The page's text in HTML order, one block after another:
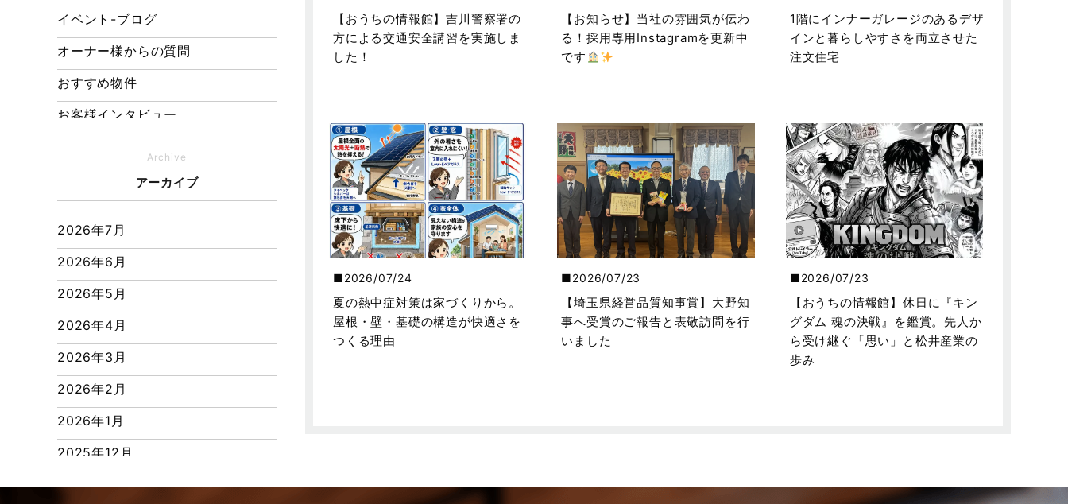
【おうちの情報館】吉川警察署の
方による交通安全講習を実施しま
した！
【お知らせ】当社の雰囲気が伝わ
る！採用専用Instagramを更新中
です
1階にインナーガレージのあるデザ
インと暮らしやすさを両立させた
注文住宅
2026/07/24
夏の熱中症対策は家づくりから。
屋根・壁・基礎の構造が快適さを
つくる理由
2026/07/23
【埼玉県経営品質知事賞】大野知
事へ受賞のご報告と表敬訪問を行
いました
2026/07/23
【おうちの情報館】休日に『キン
グダム 魂の決戦』を鑑賞。先人か
ら受け継ぐ「思い」と松井産業の
歩み
イベント-ブログ
オーナー様からの質問
おすすめ物件
お客様インタビュー
キャンペーン
Archive
アーカイブ
2026年7月
2026年6月
2026年5月
2026年4月
2026年3月
2026年2月
2026年1月
2025年12月
2025年11月